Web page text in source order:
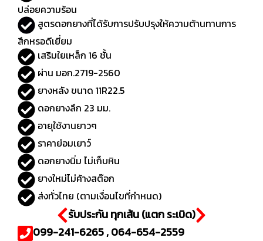
ปล่อยความร้อน
สูตรดอกยางที่ได้รับการปรับปรุงให้ความต้านทานการ
สึกหรอดีเยี่ยม
เสริมใยเหล็ก 16 ชั้น
ผ่าน มอก.2719-2560
ยางหลัง ขนาด 11R22.5
ดอกยางลึก 23 มม.
อายุใช้งานยาวๆ
ราคาย่อมเยาว์
ดอกยางนิ่ม ไม่เก็บหิน
ยางใหม่ไม่ค้างสต๊อก
ส่งทั่วไทย (ตามเงื่อนไขที่กำหนด)
รับประกัน ทุกเส้น (แตก ระเบิด)
099-241-6265 , 064-654-2559